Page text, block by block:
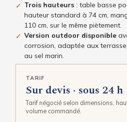
✓ Trois hauteurs : table basse
hauteur standard à 74 cm,
110 cm, sur le même piètement.
✓ Version outdoor disponible
corrosion, adaptée aux
au sel marin.
TARIF
Sur devis · sous 24 h
Tarif négocié selon dimensions,
volume commandé.